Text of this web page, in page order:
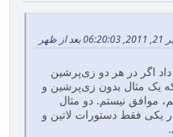
اگر در هر دو زی‌پرشین
یک مثال بدون زی‌پرشین و
موافق نیستم. دو مثال
یکی فقط دستورات لاتین و